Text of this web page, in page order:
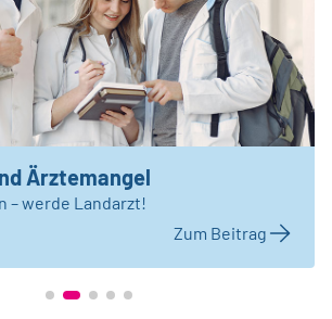
Ärztemangel
– werde Landarzt!
Zum Beitrag